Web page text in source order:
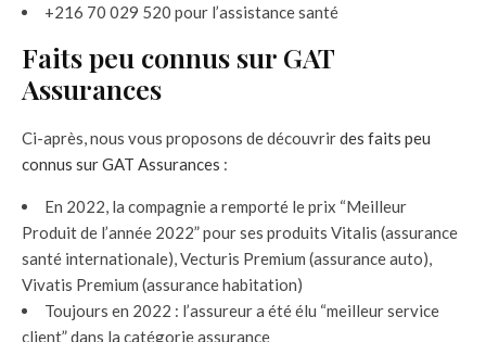
+216 70 029 520 pour l’assistance santé
Faits peu connus sur GAT
Assurances
Ci-après, nous vous proposons de découvrirdes faits peu
connus sur GAT Assurances :
En 2022, la compagnie a remporté le prix “Meilleur
Produit de l’année 2022” pour ses produits Vitalis (assurance
santé internationale), Vecturis Premium (assurance auto),
Vivatis Premium (assurance habitation)
Toujours en 2022 : l’assureur a été élu “meilleur service
client” dans la catégorie assurance